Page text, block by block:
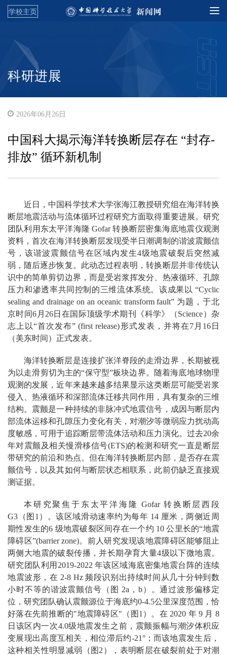
学校主页
科研进展
2026年06月26日
中国科大揭示海洋转换断层存在 “封存-
排放” 循环新机制
近日，中国科学技术大学张海江教授研究组在海洋转换
断层地震活动与流体循环过程研究方面取得重要进展。研究
团队利用东太平洋海隆 Gofar 转换断层密集海底地震仪观测
资料，首次在海洋转换断层发现受半日潮调制的谐波震颤信
号，该谐波震颤信号在区域内发生4级地震破裂后突然减
弱，随后逐步恢复。此动态过程表明，转换断层并非传统认
识中的简单剪切边界，而是受岩浆挥发分、热液循环、孔隙
压力和渗透率共同控制的三维流体系统。该成果以 “Cyclic
sealing and drainage on an oceanic transform fault” 为题，于北
京时间6月26日在国际顶级学术期刊《科学》（Science）杂
志上以“首次发布” (first release)形式发表，并将在7月16日
（美东时间）正式发表。
海洋转换断层是连接扩张洋脊段的走滑边界，长期被视
为以走滑剪切为主的“保守型”板块边界。随着海底地球物理
观测的发展，近年来越来越多结果显示这类断层可能受岩浆
侵入、热液循环和深部流体迁移共同作用，具有复杂的三维
结构。震颤是一种持续的非脉冲式地震信号，成因与断层内
部流体运移和孔隙压力变化有关，对潮汐等微弱应力扰动高
度敏感，可用于追踪断层带流体活动和压力演化。过去20余
年对震颤及相关慢滑移信号(ETS)的检测和研究一直是断层
带研究的前沿和热点。但在海洋转换断层内部，是否存在震
颤信号，以及其如何与断层状态相联系，此前仍缺乏直接观
测证据。
本研究聚焦于东太平洋海隆 Gofar 转换断层西段
G3（图1）。该区域滑动速率约为每年 14 厘米，两侧近周
期性发生的6 级地震破裂区间存在一个约 10 公里长的“地震
障碍区”(barrier zone)。前人研究发现该地震障碍区能够阻止
两侧大地震的破裂传播，并长期孕育大量4级以下微地震。
研究团队利用2019-2022 年该区域海底密集地震台阵的连续
地震波形，在 2-8 Hz 频段识别出持续时间从几十分钟到数
小时不等的谐波震颤信号（图 2a，b）。通过波形偏移定
位，研究团队确认震颤源位于海底约0-4.5公里深度范围，恰
好落在先前推断的"地震障碍区"（图1）。在 2020 年 9 月 8
日该区内一次4.0级地震发生之前，震颤振幅与潮汐体积应
变展现出高度互相关，相位滞后约-21°；而该地震发生后，
这种相关性明显减弱（图2），表明断层在破裂前处于对潮